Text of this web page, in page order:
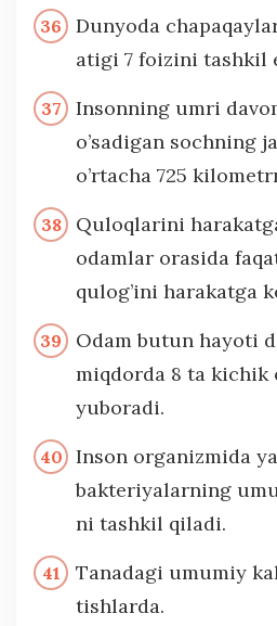
Dunyoda
atigi 7 foizini tashkil
Insonning umri
o’sadigan sochning
o’rtacha 725
Quloqlarini
odamlar orasida
qulog’ini harakatga
Odam butun hayoti
miqdorda 8 ta kichik
yuboradi.
Inson organizmida
bakteriyalarning
ni tashkil qiladi.
Tanadagi umumiy
tishlarda.